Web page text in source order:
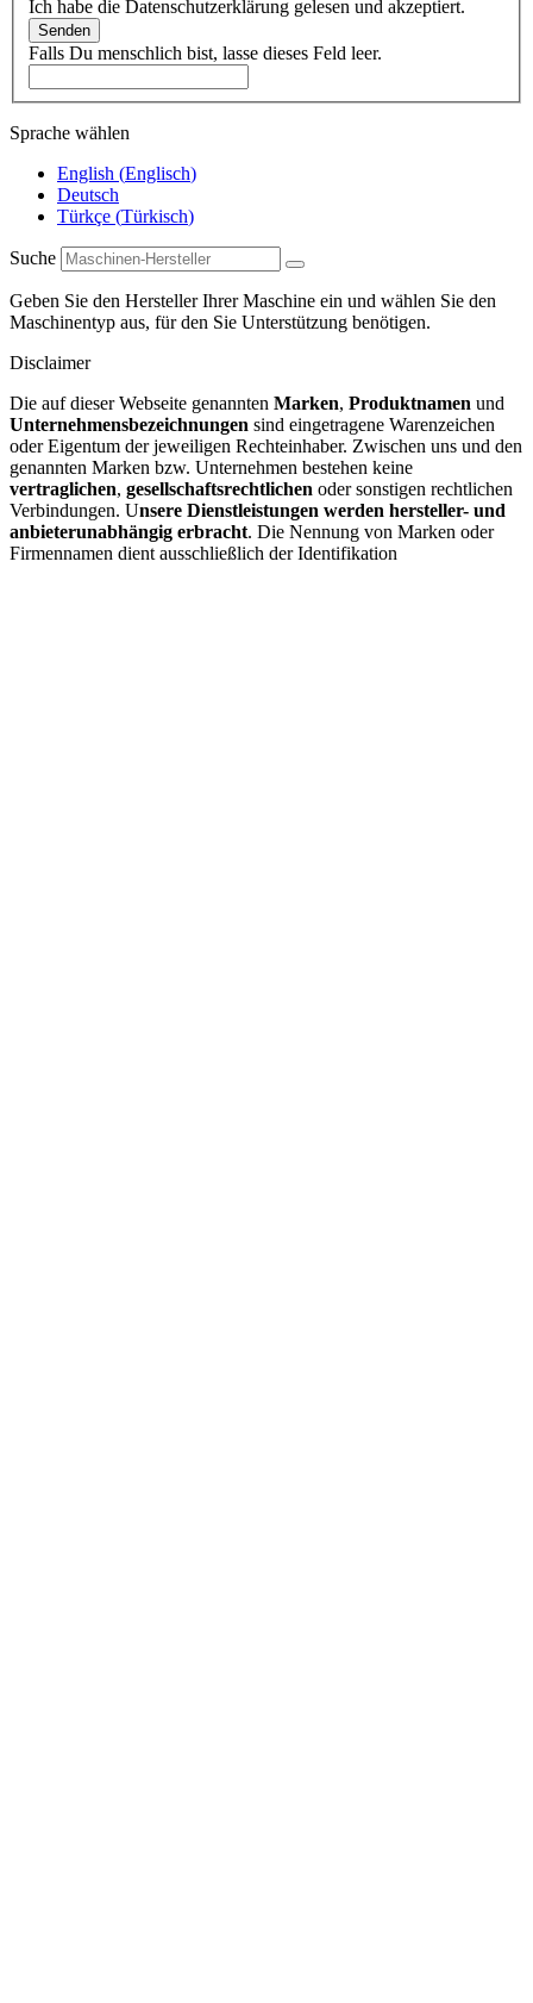
Ich habe die Datenschutzerklärung gelesen und akzeptiert.
Senden
Falls Du menschlich bist, lasse dieses Feld leer.
Sprache wählen
English (Englisch)
Deutsch
Türkçe (Türkisch)
Suche
Geben Sie den Hersteller Ihrer Maschine ein und wählen Sie den
Maschinentyp aus, für den Sie Unterstützung benötigen.
Disclaimer
Die auf dieser Webseite genannten Marken, Produktnamen und
Unternehmensbezeichnungen sind eingetragene Warenzeichen
oder Eigentum der jeweiligen Rechteinhaber. Zwischen uns und den
genannten Marken bzw. Unternehmen bestehen keine
vertraglichen, gesellschaftsrechtlichen oder sonstigen rechtlichen
Verbindungen. Unsere Dienstleistungen werden hersteller- und
anbieterunabhängig erbracht. Die Nennung von Marken oder
Firmennamen dient ausschließlich der Identifikation